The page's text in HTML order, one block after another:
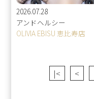
2026.07.28
アンドヘルシー
OLIVIA EBISU 恵比寿店
|< <